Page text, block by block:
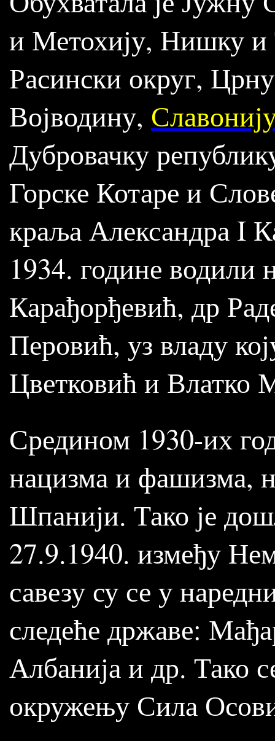
и Метохију, Нишку и
Расински округ,
Војводину,
Дубровачку
Горске Котаре и
краља Александра I
1934. године водили
Карађорђевић, др
Перовић, уз владу
Цветковић и Влатко
Средином 1930-их
нацизма и фашизма,
Шпанији. Тако је
27.9.1940. између
савезу су се у
следеће државе:
Албанија и др. Тако
окружењу Сила